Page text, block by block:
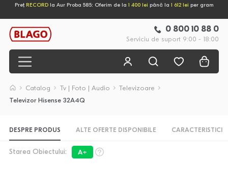
Preț RECORD la Aur Proba 585: Oferim de la 1 400 lei până la 1 612 lei per gram
0 800 10 88 0
Serviciu de suport 9:00 - 18:00
Catalog Tv | Foto | Audio
Televizoare
Televizor Hisense 32A4Q
DESPRE PRODUS ALTE OFERTE DISPONIBILE CARACTERISTICI
Starea Obiectului: A+